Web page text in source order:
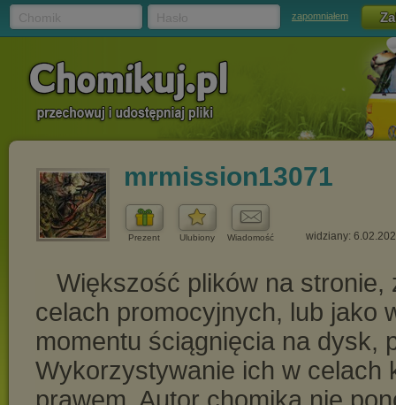
zapomniałem
mrmission13071
Prezent Ulubiony Wiadomość widziany: